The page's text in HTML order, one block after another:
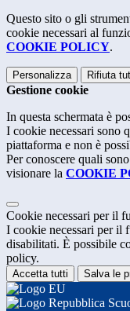
Questo sito o gli
cookie necessari al
COOKIE POLICY.
Personalizza Rifiuta
Gestione cookie
In questa schermata è
I cookie necessari sono
piattaforma e non è
Per conoscere quali
visionare la COOKIE
Cookie necessari per il
I cookie necessari per il
disabilitati. È possibile
policy.
Accetta tutti Salva le